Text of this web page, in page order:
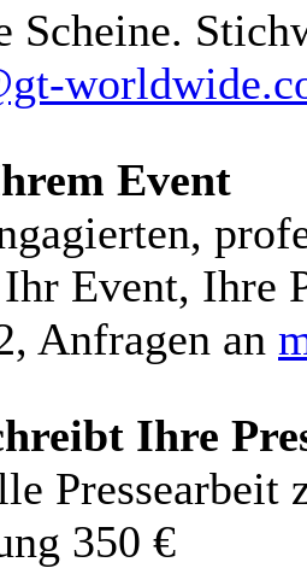
Scheine.
Event
Event, Ihre
Anfragen an
Ihre
Pressearbeit
350 €